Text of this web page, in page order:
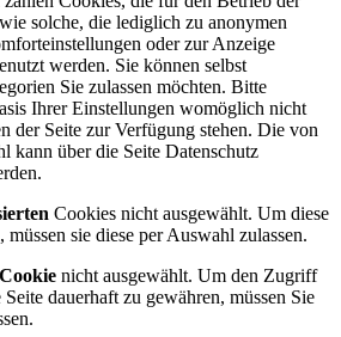
solche, die lediglich zu anonymen
oder zur Anzeige
werden. Sie können selbst
Sie zulassen möchten. Bitte
Ihrer Einstellungen womöglich nicht
der Seite zur Verfügung stehen. Die von
kann über die Seite Datenschutz
Cookies nicht ausgewählt. Um diese
müssen sie diese per Auswahl zulassen.
nicht ausgewählt. Um den Zugriff
dauerhaft zu gewähren, müssen Sie